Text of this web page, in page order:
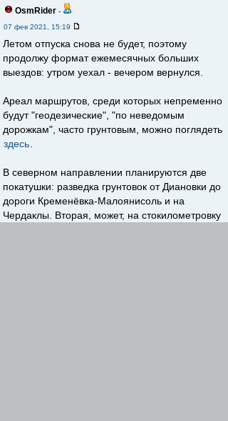
OsmRider -
07 фев 2021, 15:19
Летом отпуска снова не будет, поэтому
продолжу формат ежемесячных больших
выездов: утром уехал - вечером вернулся.
Ареал маршрутов, среди которых непременно
будут "геодезические", "по неведомым
дорожкам", часто грунтовым, можно поглядеть
здесь
В северном направлении планируются две
покатушки: разведка грунтовок от Диановки до
дороги Кременёвка-Малоянисоль и на
Чердаклы. Вторая, может, на стокилометровку